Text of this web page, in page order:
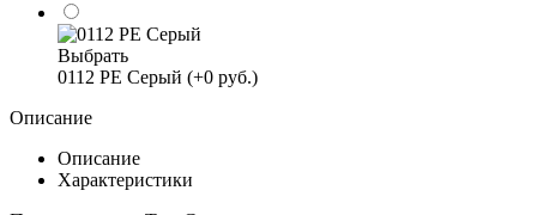
Выбрать
0112 PE Серый (+0 руб.)
Описание
Описание
Характеристики